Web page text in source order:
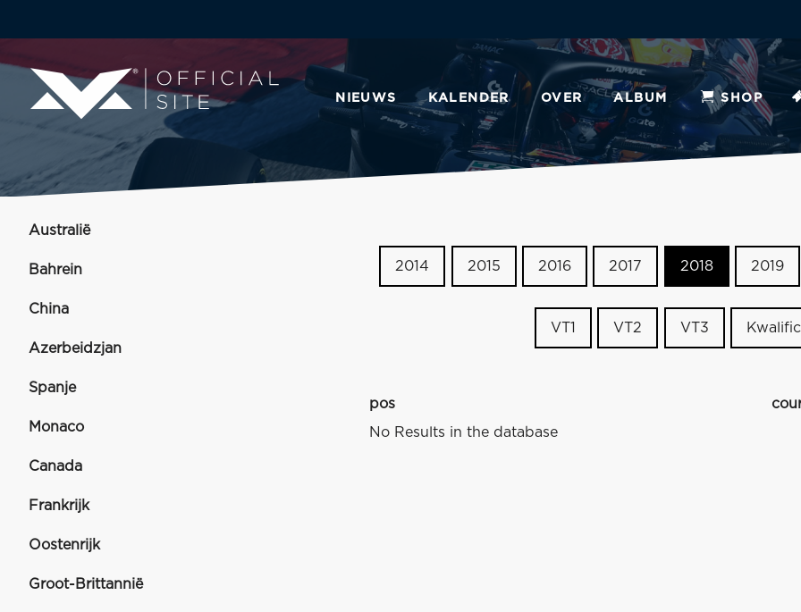
NIEUWS KALENDER OVER ALBUM SHOP
Australië
Bahrein
China
Azerbeidzjan
Spanje
Monaco
Canada
Frankrijk
Oostenrijk
Groot-Brittannië
2014 2015 2016 2017 2018 2019
VT1 VT2 VT3
pos
No Results in the database